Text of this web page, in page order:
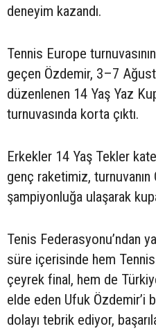
deneyim kazandı.
Tennis Europe
geçen Özdemir, 3–7
düzenlenen 14 Yaş Yaz
turnuvasında korta çıktı.
Erkekler 14 Yaş Tekler
genç raketimiz,
şampiyonluğa ulaşarak
Tenis Federasyonu’ndan
süre içerisinde hem
çeyrek final, hem de
elde eden Ufuk Özdemir’i
dolayı tebrik ediyor,